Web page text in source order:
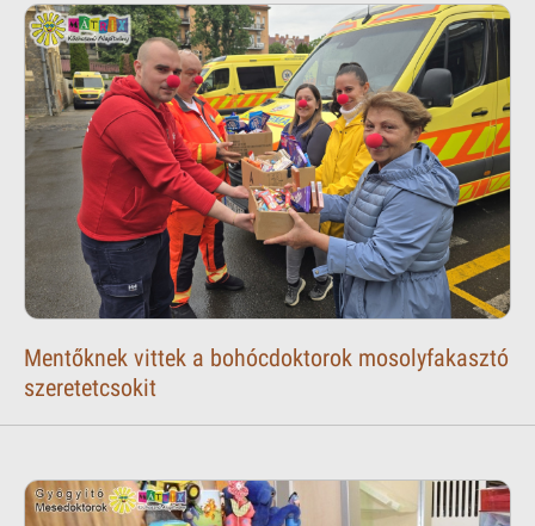
Mentőknek vittek a bohócdoktorok mosolyfakasztó
szeretetcsokit